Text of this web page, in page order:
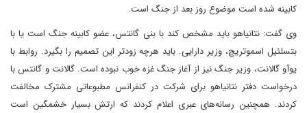
کابینه شده است موضوع روز بعد از جنگ است.
وی گفت: نتانیاهو باید مشخص کند با بنی گانتس، عضو کابینه جنگ است یا با
بتسلئیل اسموتریچ، وزیر دارایی. باید هرچه زودتر این تصمیم را بگیرد. روابط با
یوآو گالانت، وزیر جنگ نیز از آغاز جنگ غزه خوب نبوده است. گالانت و گانتس با
درخواست دفتر نتانیاهو برای شرکت در کنفرانس مطبوعاتی مشترک مخالفت
کردند. همچنین رسانه‌های عبری اعلام کردند که ارتش بسیار خشمگین است